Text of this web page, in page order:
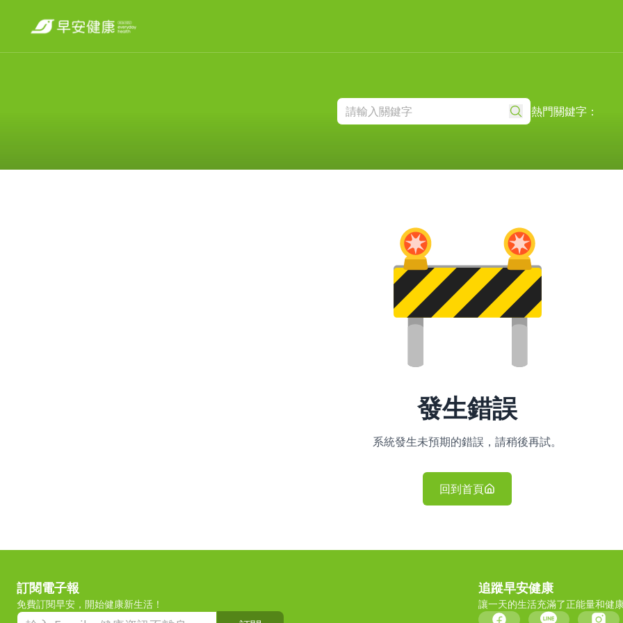
熱門關鍵字：
發生錯誤
系統發生未預期的錯誤，請稍後再試。
回到首頁
訂閱電子報
免費訂閱早安，開始健康新生活！
追蹤早安健康
讓一天的生活充滿了正能量和健